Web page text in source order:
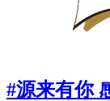
#源来有你